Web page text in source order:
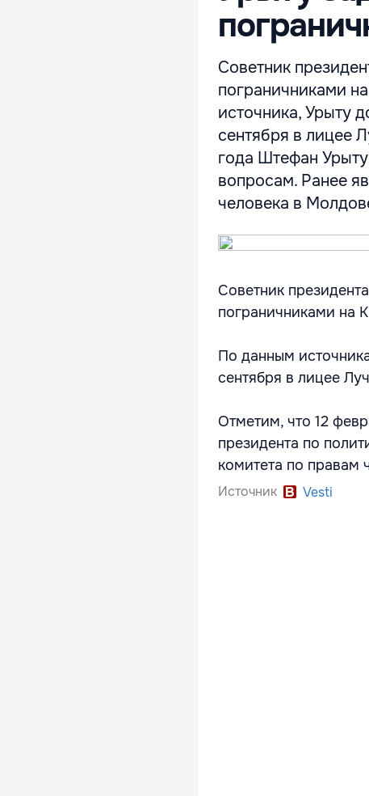
Советник
пограничниками
источника, Урыту
сентября в лицее
года Штефан
вопросам. Ранее
человека в
Советник
пограничниками на
По данным
сентября в лицее
Отметим, что 12
президента по
комитета по правам
Источник Vesti